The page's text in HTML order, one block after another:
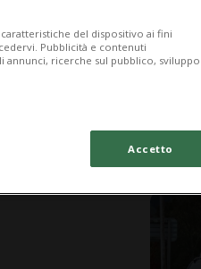
del dispositivo ai fini
Pubblicità e contenuti
ricerche sul pubblico, sviluppo
Accetto